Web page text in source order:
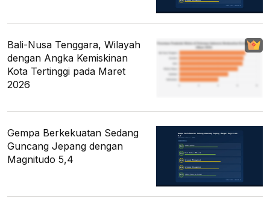
Bali-Nusa Tenggara, Wilayah
dengan Angka Kemiskinan
Kota Tertinggi pada Maret
2026
Gempa Berkekuatan Sedang
Guncang Jepang dengan
Magnitudo 5,4